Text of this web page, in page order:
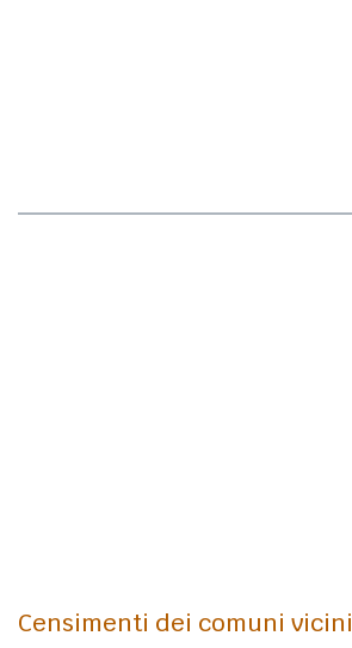
Censimenti dei comuni vicini